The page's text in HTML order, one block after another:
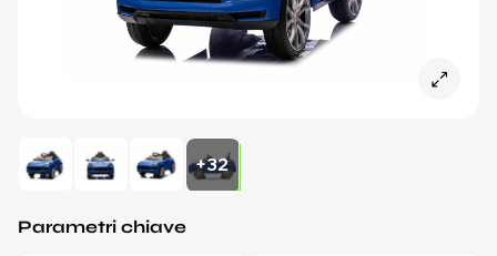
+32
Parametri chiave